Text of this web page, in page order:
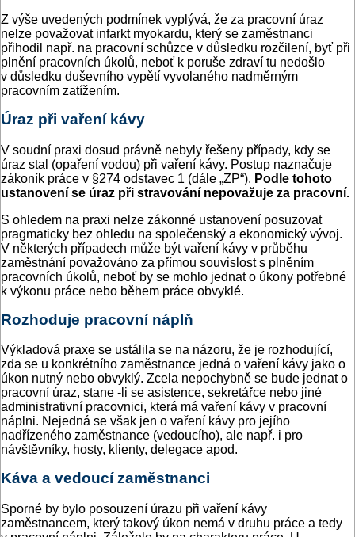
Z výše uvedených podmínek vyplývá, že za pracovní úraz
nelze považovat infarkt myokardu, který se zaměstnanci
přihodil např. na pracovní schůzce v důsledku rozčilení, byť při
plnění pracovních úkolů, neboť k poruše zdraví tu nedošlo
v důsledku duševního vypětí vyvolaného nadměrným
pracovním zatížením.
Úraz při vaření kávy
V soudní praxi dosud právně nebyly řešeny případy, kdy se
úraz stal (opaření vodou) při vaření kávy. Postup naznačuje
zákoník práce v §274 odstavec 1 (dále „ZP“). Podle tohoto
ustanovení se úraz při stravování nepovažuje za pracovní.
S ohledem na praxi nelze zákonné ustanovení posuzovat
pragmaticky bez ohledu na společenský a ekonomický vývoj.
V některých případech může být vaření kávy v průběhu
zaměstnání považováno za přímou souvislost s plněním
pracovních úkolů, neboť by se mohlo jednat o úkony potřebné
k výkonu práce nebo během práce obvyklé.
Rozhoduje pracovní náplň
Výkladová praxe se ustálila se na názoru, že je rozhodující,
zda se u konkrétního zaměstnance jedná o vaření kávy jako o
úkon nutný nebo obvyklý. Zcela nepochybně se bude jednat o
pracovní úraz, stane -li se asistence, sekretářce nebo jiné
administrativní pracovnici, která má vaření kávy v pracovní
náplni. Nejedná se však jen o vaření kávy pro jejího
nadřízeného zaměstnance (vedoucího), ale např. i pro
návštěvníky, hosty, klienty, delegace apod.
Káva a vedoucí zaměstnanci
Sporné by bylo posouzení úrazu při vaření kávy
zaměstnancem, který takový úkon nemá v druhu práce a tedy